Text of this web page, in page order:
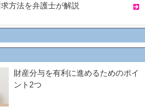
方法を弁護士が解説
財産分与を有利に進めるためのポイ
ント2つ